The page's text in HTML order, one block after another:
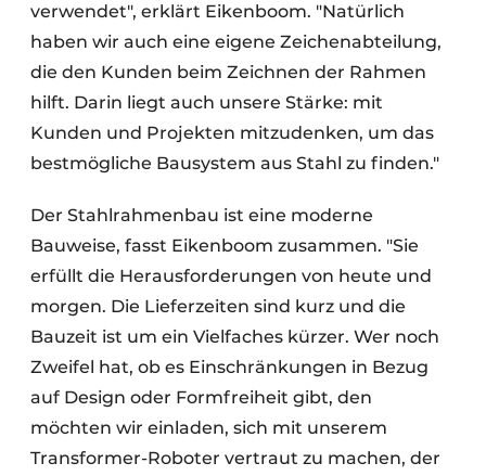
verwendet", erklärt Eikenboom. "Natürlich
haben wir auch eine eigene Zeichenabteilung,
die den Kunden beim Zeichnen der Rahmen
hilft. Darin liegt auch unsere Stärke: mit
Kunden und Projekten mitzudenken, um das
bestmögliche Bausystem aus Stahl zu finden."
Der Stahlrahmenbau ist eine moderne
Bauweise, fasst Eikenboom zusammen. "Sie
erfüllt die Herausforderungen von heute und
morgen. Die Lieferzeiten sind kurz und die
Bauzeit ist um ein Vielfaches kürzer. Wer noch
Zweifel hat, ob es Einschränkungen in Bezug
auf Design oder Formfreiheit gibt, den
möchten wir einladen, sich mit unserem
Transformer-Roboter vertraut zu machen, der